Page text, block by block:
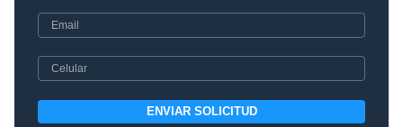
ENVIAR SOLICITUD